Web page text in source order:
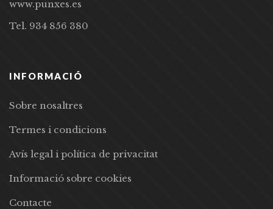
www.punxes.es
Tel. 934 856 380
INFORMACIÓ
Sobre nosaltres
Termes i condicions
Avís legal i política de privacitat
Informació sobre cookies
Contacte